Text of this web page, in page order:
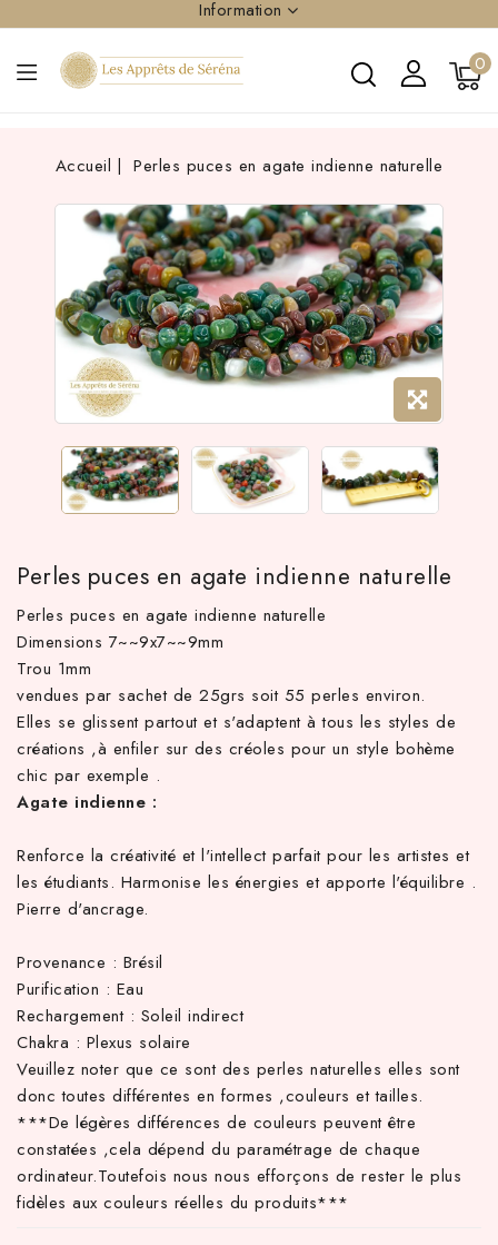
Information
0
d'achat hors frais de port en France métropolitaine ! À
Accueil Perles puces en agate indienne naturelle
Perles puces en agate indienne naturelle
Perles puces en agate indienne naturelle
Dimensions 7~~9x7~~9mm
Trou 1mm
vendues par sachet de 25grs soit 55 perles environ.
Elles se glissent partout et s'adaptent à tous les styles de
créations ,à enfiler sur des créoles pour un style bohème
chic par exemple .
Agate indienne :
Renforce la créativité et l'intellect parfait pour les artistes et
les étudiants. Harmonise les énergies et apporte l'équilibre .
Pierre d'ancrage.
Provenance : Brésil
Purification : Eau
Rechargement : Soleil indirect
Chakra : Plexus solaire
Veuillez noter que ce sont des perles naturelles elles sont
donc toutes différentes en formes ,couleurs et tailles.
***De légères différences de couleurs peuvent être
constatées ,cela dépend du paramétrage de chaque
ordinateur.Toutefois nous nous efforçons de rester le plus
fidèles aux couleurs réelles du produits***